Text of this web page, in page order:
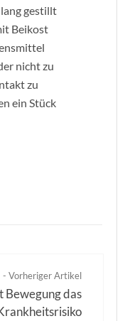
gestillt
Beikost
nicht zu
zu
ein Stück
- Vorheriger Artikel
Bewegung das